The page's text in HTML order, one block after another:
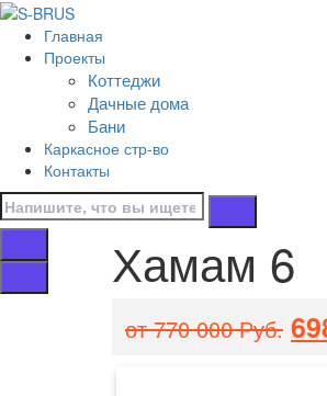
Перейти к контенту
Главная
Проекты
Коттеджи
Дачные дома
Бани
Каркасное стр-во
Контакты
Главная
/
Бани
/
Хамам 6
от 770 000 Руб.